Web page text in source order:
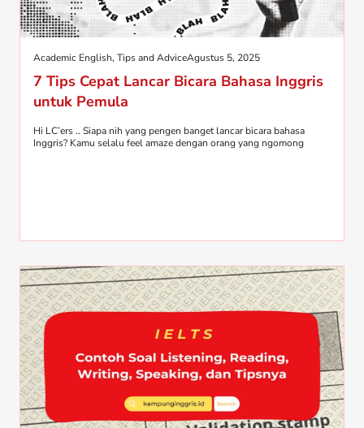
Academic English, Tips and AdviceAgustus 5, 2025
7 Tips Cepat Lancar Bicara Bahasa Inggris
untuk Pemula
Hi LC’ers .. Siapa nih yang pengen banget lancar bicara bahasa
Inggris? Kamu selalu feel amaze dengan orang yang ngomong